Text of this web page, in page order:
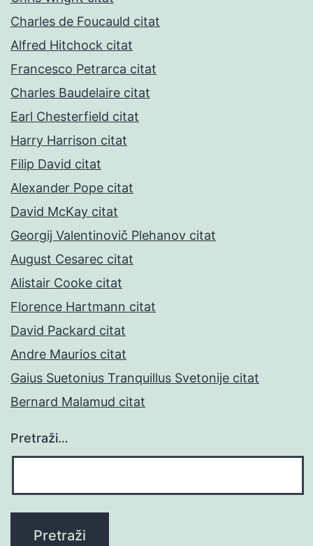
Charles de Foucauld citat
Alfred Hitchock citat
Francesco Petrarca citat
Charles Baudelaire citat
Earl Chesterfield citat
Harry Harrison citat
Filip David citat
Alexander Pope citat
David McKay citat
Georgij Valentinovič Plehanov citat
August Cesarec citat
Alistair Cooke citat
Florence Hartmann citat
David Packard citat
Andre Maurios citat
Gaius Suetonius Tranquillus Svetonije citat
Bernard Malamud citat
Pretraži…